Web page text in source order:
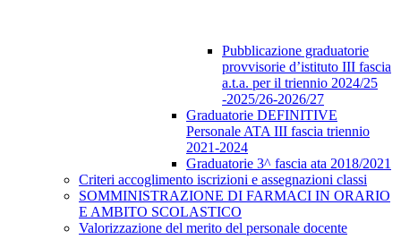
Pubblicazione graduatorie
provvisorie d’istituto III fascia
a.t.a. per il triennio 2024/25
-2025/26-2026/27
Graduatorie DEFINITIVE
Personale ATA III fascia triennio
2021-2024
Graduatorie 3^ fascia ata 2018/2021
Criteri accoglimento iscrizioni e assegnazioni classi
SOMMINISTRAZIONE DI FARMACI IN ORARIO
E AMBITO SCOLASTICO
Valorizzazione del merito del personale docente